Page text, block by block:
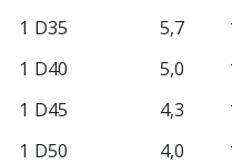
1 D35 5,7
1 D40 5,0
1 D45 4,3
1 D50 4,0